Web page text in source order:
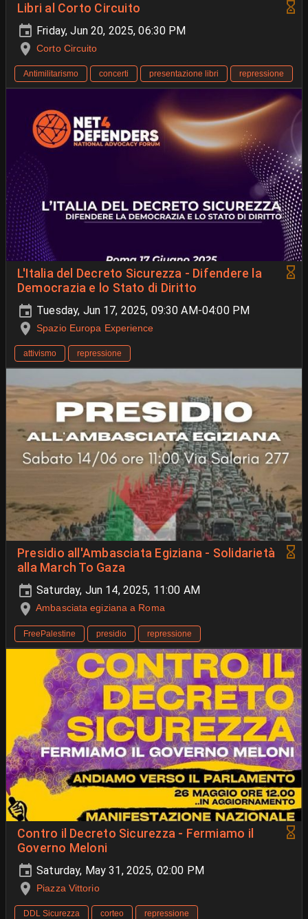
Libri al Corto Circuito
Friday, Jun 20, 2025, 06:30 PM
Corto Circuito
Antimilitarismo concerti presentazione libri repressione
L'Italia del Decreto Sicurezza - Difendere la
Democrazia e lo Stato di Diritto
Tuesday, Jun 17, 2025, 09:30 AM-04:00 PM
Spazio Europa Experience
attivismo repressione
Presidio all'Ambasciata Egiziana - Solidarietà
alla March To Gaza
Saturday, Jun 14, 2025, 11:00 AM
Ambasciata egiziana a Roma
FreePalestine presidio repressione
Contro il Decreto Sicurezza - Fermiamo il
Governo Meloni
Saturday, May 31, 2025, 02:00 PM
Piazza Vittorio
DDL Sicurezza corteo repressione